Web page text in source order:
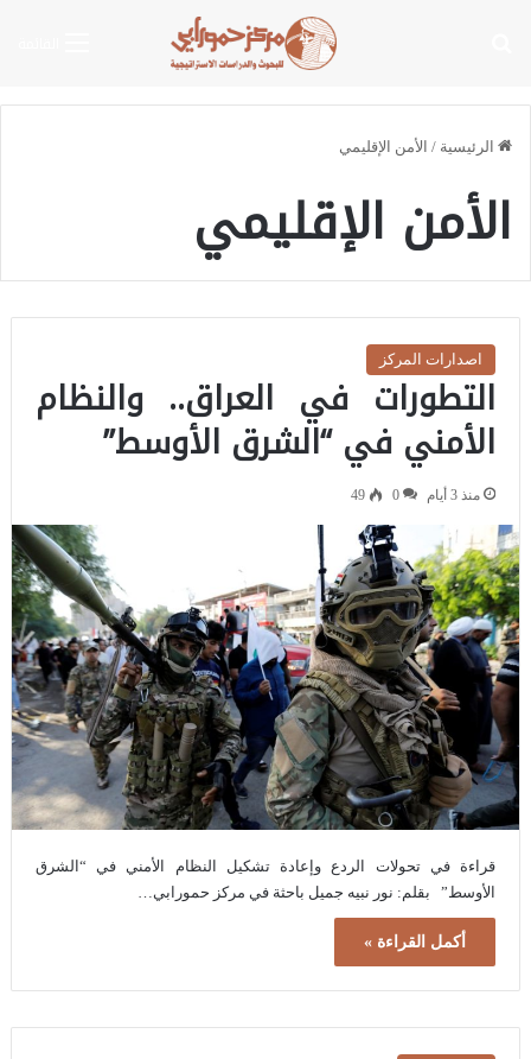
الرئيسية / الأمن الإقليمي
الأمن الإقليمي
اصدارات المركز
التطورات في العراق.. والنظام
الأمني في “الشرق الأوسط”
منذ 3 أيام 0
49
قراءة في تحولات الردع وإعادة تشكيل النظام الأمني في “الشرق
الأوسط” بقلم: نور نبيه جميل باحثة في مركز حمورابي…
أكمل القراءة »